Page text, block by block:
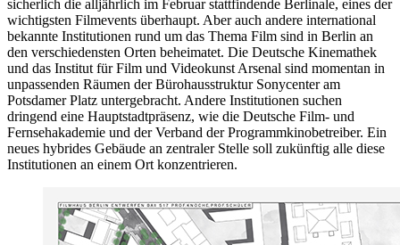
sicherlich die alljährlich im Februar stattfindende Berlinale, eines der
wichtigsten Filmevents überhaupt. Aber auch andere international
bekannte Institutionen rund um das Thema Film sind in Berlin an
den verschiedensten Orten beheimatet. Die Deutsche Kinemathek
und das Institut für Film und Videokunst Arsenal sind momentan in
unpassenden Räumen der Bürohausstruktur Sonycenter am
Potsdamer Platz untergebracht. Andere Institutionen suchen
dringend eine Hauptstadtpräsenz, wie die Deutsche Film- und
Fernsehakademie und der Verband der Programmkinobetreiber. Ein
neues hybrides Gebäude an zentraler Stelle soll zukünftig alle diese
Institutionen an einem Ort konzentrieren.